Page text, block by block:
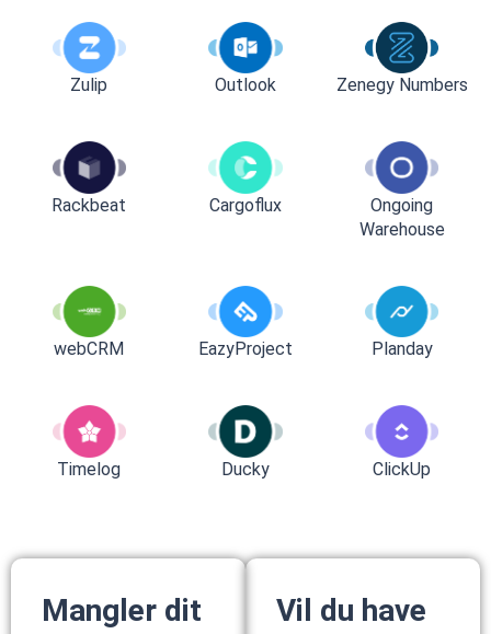
Zulip Outlook Zenegy Numbers
Rackbeat Cargoflux
Ongoing
Warehouse
webCRM EazyProject Planday
Timelog Ducky ClickUp
Mangler dit
Vil du have